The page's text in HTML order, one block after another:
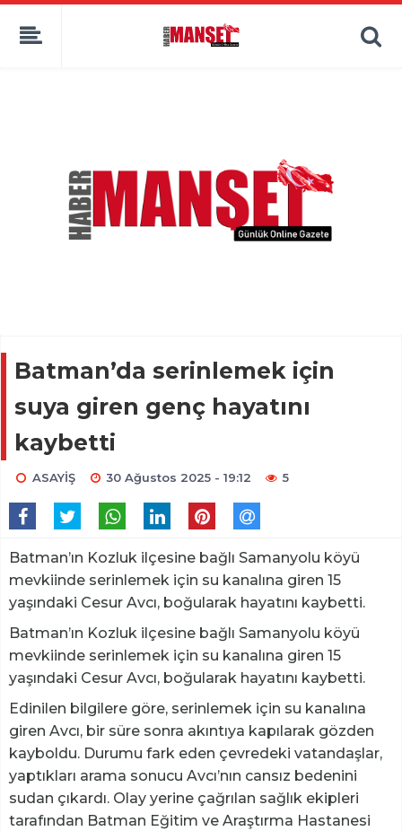
Batman’da serinlemek için
suya giren genç hayatını
kaybetti
ASAYİŞ 30 Ağustos 2025 - 19:12 5
Batman’ın Kozluk ilçesine bağlı Samanyolu köyü
mevkiinde serinlemek için su kanalına giren 15
yaşındaki Cesur Avcı, boğularak hayatını kaybetti.
Batman’ın Kozluk ilçesine bağlı Samanyolu köyü
mevkiinde serinlemek için su kanalına giren 15
yaşındaki Cesur Avcı, boğularak hayatını kaybetti.
Edinilen bilgilere göre, serinlemek için su kanalına
giren Avcı, bir süre sonra akıntıya kapılarak gözden
kayboldu. Durumu fark eden çevredeki vatandaşlar,
yaptıkları arama sonucu Avcı’nın cansız bedenini
sudan çıkardı. Olay yerine çağrılan sağlık ekipleri
tarafından Batman Eğitim ve Araştırma Hastanesi